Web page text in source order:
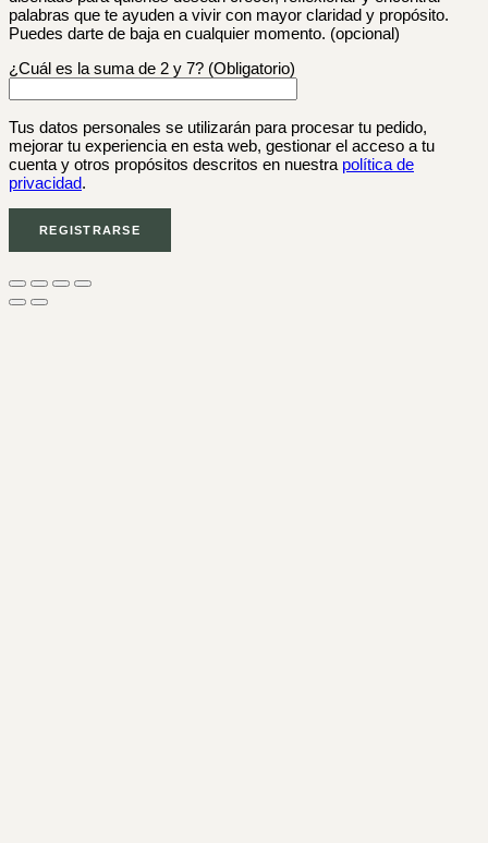
palabras que te ayuden a vivir con mayor claridad y propósito.
Puedes darte de baja en cualquier momento. (opcional)
¿Cuál es la suma de 2 y 7? (Obligatorio)
Tus datos personales se utilizarán para procesar tu pedido,
mejorar tu experiencia en esta web, gestionar el acceso a tu
cuenta y otros propósitos descritos en nuestra política de
privacidad.
REGISTRARSE